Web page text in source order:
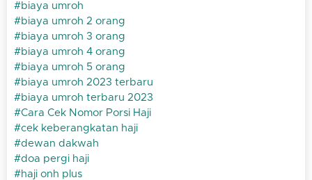
biaya umroh
biaya umroh 2 orang
biaya umroh 3 orang
biaya umroh 4 orang
biaya umroh 5 orang
biaya umroh 2023 terbaru
biaya umroh terbaru 2023
Cara Cek Nomor Porsi Haji
cek keberangkatan haji
dewan dakwah
doa pergi haji
haji onh plus